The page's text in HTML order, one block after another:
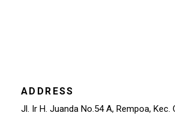
ADDRESS
Jl. Ir H. Juanda No.54 A, Rempoa, Kec.